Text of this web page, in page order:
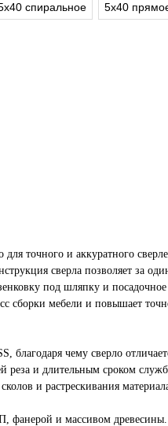
спиральное 5x40
точного и аккуратного
сверла позволяет за
под шляпку и
сборки мебели и повышает
благодаря чему сверло
реза и длительным сроком
и растрескивания
и массивом древесины.